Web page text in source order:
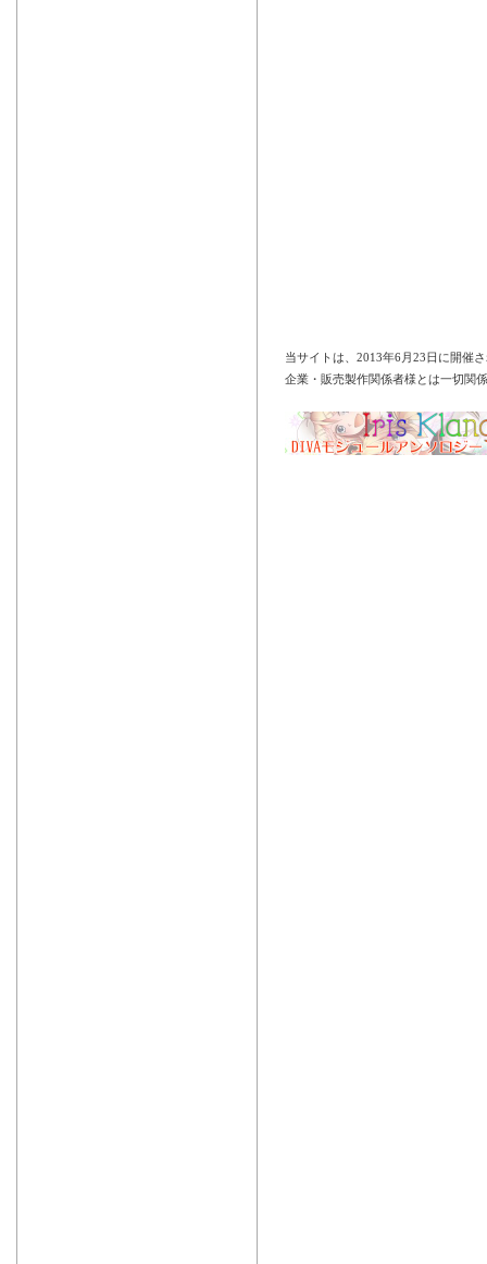
当サイトは、2013年6月23日に開催
企業・販売製作関係者様とは一切関